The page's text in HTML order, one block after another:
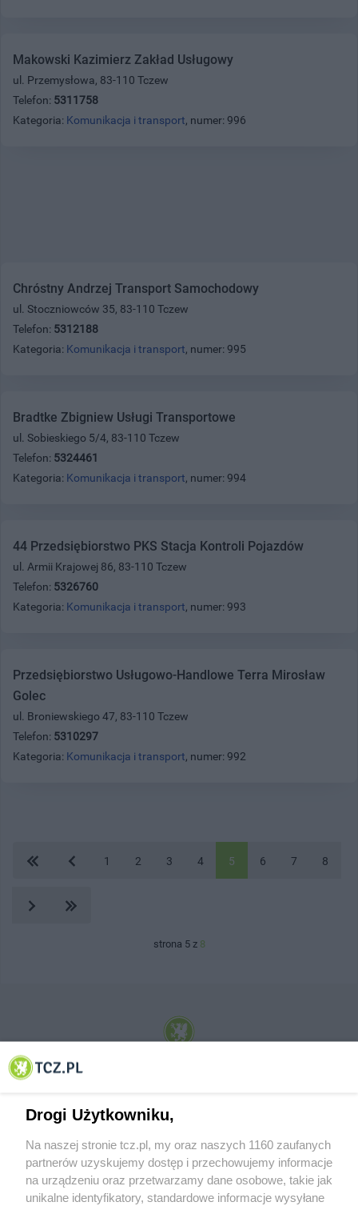
Makowski Kazimierz Zakład Usługowy
ul. Przemysłowa, 83-110 Tczew
Telefon: 5311758
Kategoria: Komunikacja i transport, numer: 996
Chróstny Andrzej Transport Samochodowy
ul. Stoczniowców 35, 83-110 Tczew
Telefon: 5312188
Kategoria: Komunikacja i transport, numer: 995
Bradtke Zbigniew Usługi Transportowe
ul. Sobieskiego 5/4, 83-110 Tczew
Telefon: 5324461
Kategoria: Komunikacja i transport, numer: 994
44 Przedsiębiorstwo PKS Stacja Kontroli Pojazdów
ul. Armii Krajowej 86, 83-110 Tczew
Telefon: 5326760
Kategoria: Komunikacja i transport, numer: 993
Przedsiębiorstwo Usługowo-Handlowe Terra Mirosław
Golec
ul. Broniewskiego 47, 83-110 Tczew
Telefon: 5310297
Kategoria: Komunikacja i transport, numer: 992
1 2 3 4 5 6 7 8
strona 5 z 8
© 2001-2026 Tczew - TCZ.PL Sp. z o.o. Internetowy Serwis Informacyjny Miasta
Drogi Użytkowniku,
Na naszej stronie tcz.pl, my oraz naszych 1160 zaufanych
partnerów uzyskujemy dostęp i przechowujemy informacje
na urządzeniu oraz przetwarzamy dane osobowe, takie jak
unikalne identyfikatory, standardowe informacje wysyłane